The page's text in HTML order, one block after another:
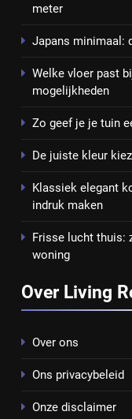
meter
Japans minimaal:
Welke vloer past
mogelijkheden
Zo geef je je tuin
De juiste kleur
Klassiek elegant
indruk maken
Frisse lucht thuis:
woning
Over Living
Over ons
Ons privacybeleid
Onze disclaimer